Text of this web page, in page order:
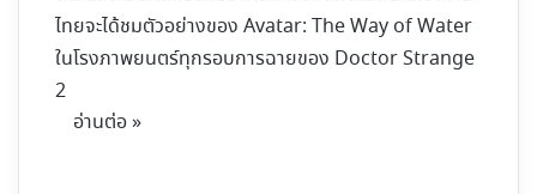
ไทยจะได้ชมตัวอย่างของ Avatar: The Way of Water
ในโรงภาพยนตร์ทุกรอบการฉายของ Doctor Strange
2
อ่านต่อ »